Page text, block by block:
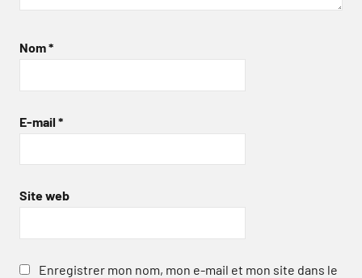
Nom*
E-mail *
Site web
Enregistrer mon nom, mon e-mail et mon site dans le